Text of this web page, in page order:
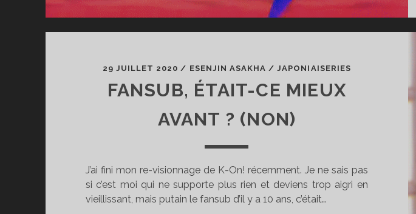
29 JUILLET 2020 / ESENJIN ASAKHA /JAPONIAISERIES
FANSUB, ÉTAIT-CE MIEUX
AVANT ? (NON)
J’ai fini mon re-visionnage de K-On! récemment. Je ne sais pas
si c’est moi qui ne supporte plus rien et deviens trop aigri en
vieillissant, mais putain le fansub d’il y a 10 ans, c’était…